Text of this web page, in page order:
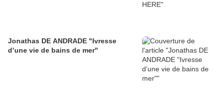
Jonathas DE ANDRADE "Ivresse
d’une vie de bains de mer"